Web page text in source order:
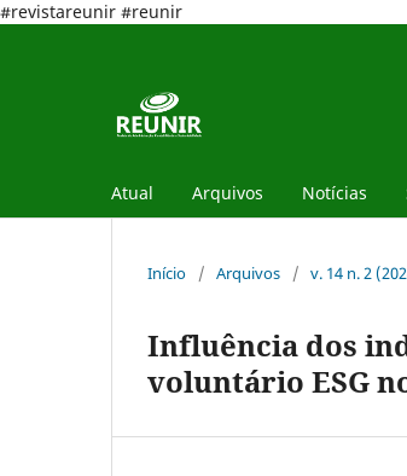
#revistareunir #reunir
Atual Arquivos Notícias
Início / Arquivos / v. 14 n. 2
Influência dos
voluntário ESG